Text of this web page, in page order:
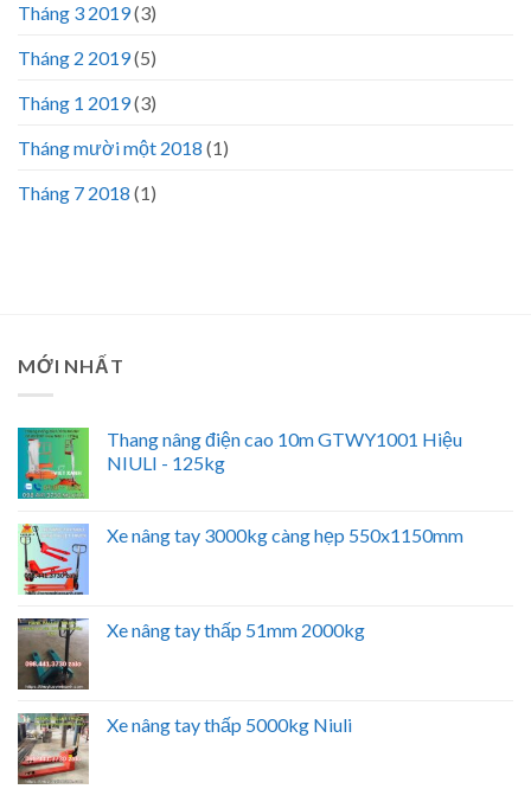
Tháng 3 2019(3)
Tháng 2 2019(5)
Tháng 1 2019(3)
Tháng mười một 2018 (1)
Tháng 7 2018 (1)
MỚI NHẤT
Thang nâng điện cao 10m GTWY1001 Hiệu
NIULI - 125kg
Xe nâng tay 3000kg càng hẹp 550x1150mm
Xe nâng tay thấp 51mm 2000kg
Xe nâng tay thấp 5000kg Niuli